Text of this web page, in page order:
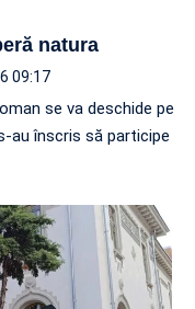
natura
09:17
se va deschide pe
au înscris să participe